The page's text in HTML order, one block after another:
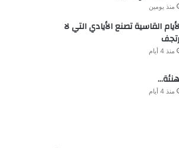
منذ يومين
القاسية تصنع الأيادي التي لا
منذ 4 أيام
منذ 4 أيام